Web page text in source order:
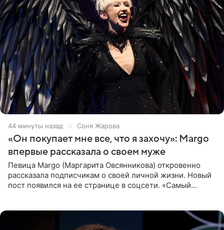
44 минуты назад Соня Жарова
«Он покупает мне все, что я захочу»: Margo
впервые рассказала о своем муже
Певица Margo (Маргарита Овсянникова) откровенно
рассказала подписчикам о своей личной жизни. Новый
пост появился на ее странице в соцсети. «Самый